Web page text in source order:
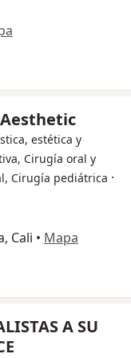
estética y
Cirugía oral y
Cirugía pediátrica ·
Cali • Mapa
A SU